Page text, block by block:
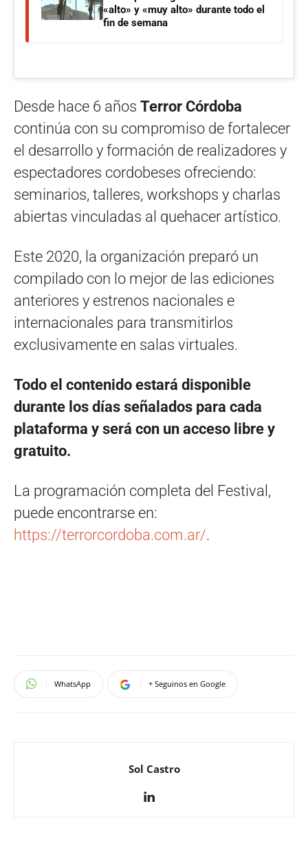
«alto» y «muy alto» durante todo el
fin de semana
Desde hace 6 años Terror Córdoba
continúa con su compromiso de fortalecer
el desarrollo y formación de realizadores y
espectadores cordobeses ofreciendo:
seminarios, talleres, workshops y charlas
abiertas vinculadas al quehacer artístico.
Este 2020, la organización preparó un
compilado con lo mejor de las ediciones
anteriores y estrenos nacionales e
internacionales para transmitirlos
exclusivamente en salas virtuales.
Todo el contenido estará disponible
durante los días señalados para cada
plataforma y será con un acceso libre y
gratuito.
La programación completa del Festival,
puede encontrarse en:
https://terrorcordoba.com.ar/.
WhatsApp + Seguinos en Google
Sol Castro